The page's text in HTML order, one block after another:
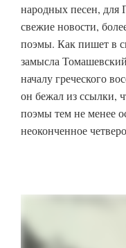
народных песен,
свежие новости,
поэмы. Как пишет в
замысла
началу греческого
он бежал из ссылки,
поэмы тем не менее
неоконченное